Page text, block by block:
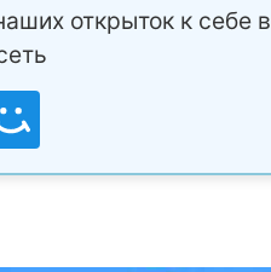
открыток к себе в